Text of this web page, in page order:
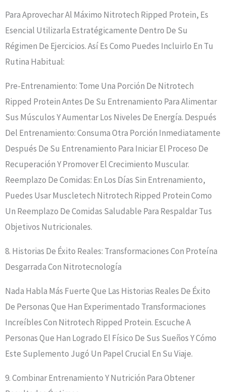
Para Aprovechar Al Máximo Nitrotech Ripped Protein, Es
Esencial Utilizarla Estratégicamente Dentro De Su
Régimen De Ejercicios. Así Es Como Puedes Incluirlo En Tu
Rutina Habitual:
Pre-Entrenamiento: Tome Una Porción De Nitrotech
Ripped Protein Antes De Su Entrenamiento Para Alimentar
Sus Músculos Y Aumentar Los Niveles De Energía. Después
Del Entrenamiento: Consuma Otra Porción Inmediatamente
Después De Su Entrenamiento Para Iniciar El Proceso De
Recuperación Y Promover El Crecimiento Muscular.
Reemplazo De Comidas: En Los Días Sin Entrenamiento,
Puedes Usar Muscletech Nitrotech Ripped Protein Como
Un Reemplazo De Comidas Saludable Para Respaldar Tus
Objetivos Nutricionales.
8. Historias De Éxito Reales: Transformaciones Con Proteína
Desgarrada Con Nitrotecnología
Nada Habla Más Fuerte Que Las Historias Reales De Éxito
De Personas Que Han Experimentado Transformaciones
Increíbles Con Nitrotech Ripped Protein. Escuche A
Personas Que Han Logrado El Físico De Sus Sueños Y Cómo
Este Suplemento Jugó Un Papel Crucial En Su Viaje.
9. Combinar Entrenamiento Y Nutrición Para Obtener